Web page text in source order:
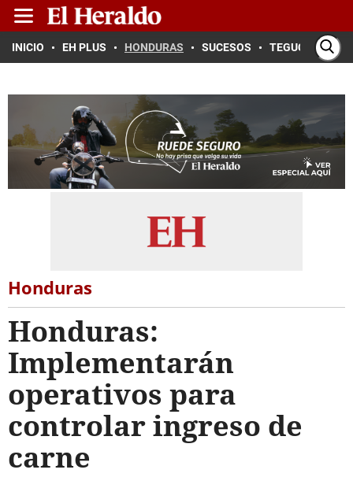
INICIO EH PLUS HONDURAS SUCESOS TEGUCIGALPA
Honduras
Honduras:
Implementarán
operativos para
controlar ingreso de
carne